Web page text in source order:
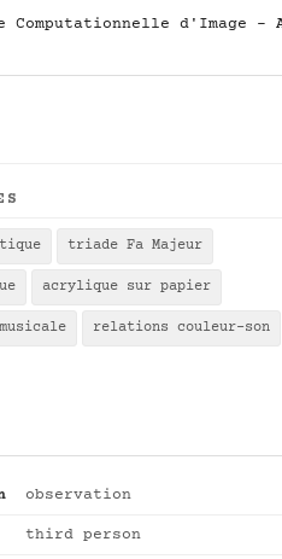
Computationnelle d'Image -
triade Fa Majeur
acrylique sur papier
relations couleur-son
observation
third person